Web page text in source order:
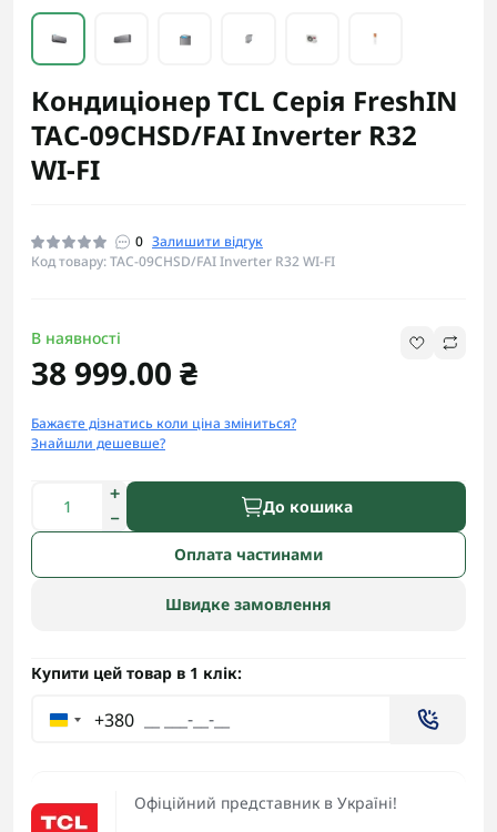
Кондиціонер TCL Серія FreshIN
TAC-09CHSD/FAI Inverter R32
WI-FI
0 Залишити відгук
Код товару: TAC-09CHSD/FAI Inverter R32 WI-FI
Офіційний представник в Україні!
В наявності
38 999.00 ₴
Бажаєте дізнатись коли ціна зміниться?
Знайшли дешевше?
До кошика
Оплата частинами
Швидке замовлення
Купити цей товар в 1 клік:
+380